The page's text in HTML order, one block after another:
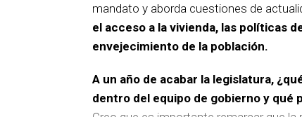
mandato y aborda cuestiones de
el acceso a la vivienda, las políticas
envejecimiento de la población.
A un año de acabar la legislatura,
dentro del equipo de gobierno y